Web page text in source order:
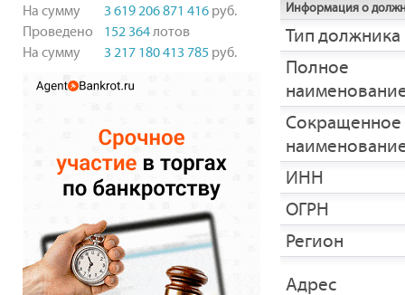
На сумму
3 619 206 871 416 руб.
Проведено
152 364лотов
На сумму
3 217 180 413 785 руб.
Информация о
Тип должника
Полное
Сокращенное
ИНН
ОГРН
Регион
Адрес